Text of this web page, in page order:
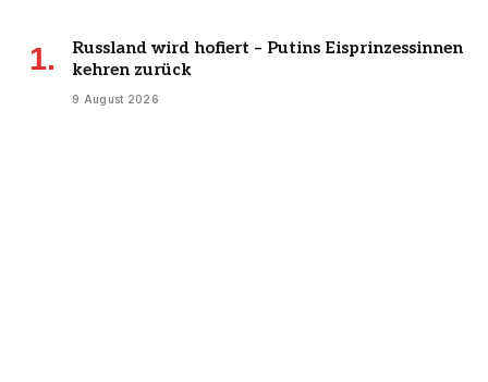
Russland wird hofiert – Putins Eisprinzessinnen
kehren zurück
9 August 2026